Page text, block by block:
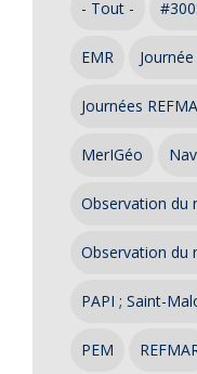
- Tout -
EMR
Journées
MerIGéo
Observation du
Observation du
PAPI ; Saint-
PEM